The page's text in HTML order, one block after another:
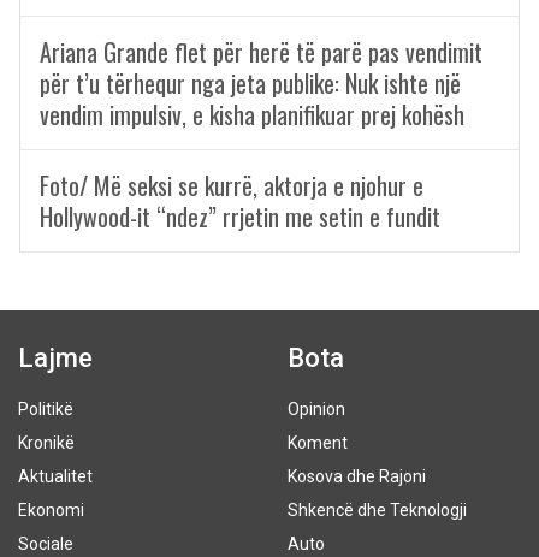
Ariana Grande flet për herë të parë pas vendimit
për t’u tërhequr nga jeta publike: Nuk ishte një
vendim impulsiv, e kisha planifikuar prej kohësh
Foto/ Më seksi se kurrë, aktorja e njohur e
Hollywood-it “ndez” rrjetin me setin e fundit
Lajme
Politikë
Kronikë
Aktualitet
Ekonomi
Sociale
Bota
Opinion
Koment
Kosova dhe Rajoni
Shkencë dhe Teknologji
Auto